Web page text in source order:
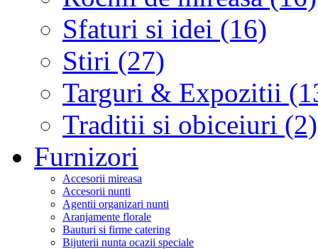
Sfaturi si idei (16)
Stiri (27)
Targuri & Expozitii
Traditii si obiceiuri (2)
Furnizori
Accesorii mireasa
Accesorii nunti
Agentii organizari nunti
Aranjamente florale
Bauturi si firme catering
Bijuterii nunta ocazii speciale